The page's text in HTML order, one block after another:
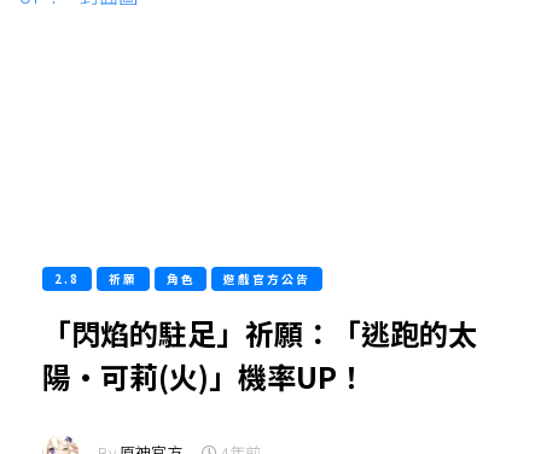
2.8 祈願 角色 遊戲官方公告
「閃焰的駐足」祈願：「逃跑的太
陽·可莉(火)」機率UP！